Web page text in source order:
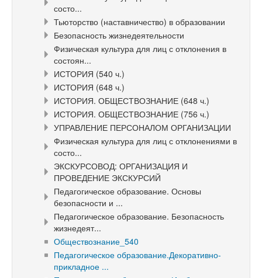
состо...
Тьюторство (наставничество) в образовании
Безопасность жизнедеятельности
Физическая культура для лиц с отклонения в
состоян...
ИСТОРИЯ (540 ч.)
ИСТОРИЯ (648 ч.)
ИСТОРИЯ. ОБЩЕСТВОЗНАНИЕ (648 ч.)
ИСТОРИЯ. ОБЩЕСТВОЗНАНИЕ (756 ч.)
УПРАВЛЕНИЕ ПЕРСОНАЛОМ ОРГАНИЗАЦИИ
Физическая культура для лиц с отклонениями в
состо...
ЭКСКУРСОВОД: ОРГАНИЗАЦИЯ И
ПРОВЕДЕНИЕ ЭКСКУРСИЙ
Педагогическое образование. Основы
безопасности и ...
Педагогическое образование. Безопасность
жизнедеят...
Обществознание_540
Педагогическое образование.Декоративно-
прикладное ...